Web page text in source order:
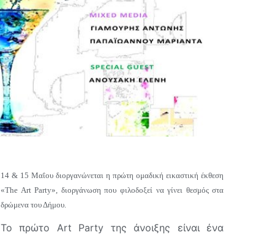
14 & 15 Μαΐου διοργανώνεται η πρώτη ομαδική εικαστική έκθεση
«The Art Party», διοργάνωση που φιλοδοξεί να γίνει θεσμός στα
δρώμενα του Δήμου.
Το πρώτο Art Party της άνοιξης είναι ένα